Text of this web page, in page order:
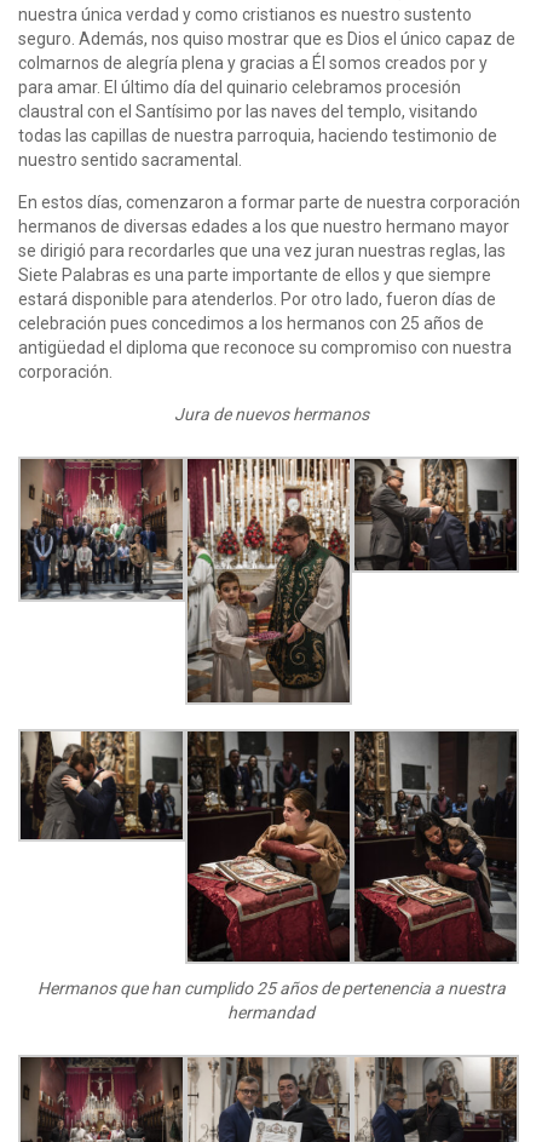
nuestra única verdad y como cristianos es nuestro sustento
seguro. Además, nos quiso mostrar que es Dios el único capaz de
colmarnos de alegría plena y gracias a Él somos creados por y
para amar. El último día del quinario celebramos procesión
claustral con el Santísimo por las naves del templo, visitando
todas las capillas de nuestra parroquia, haciendo testimonio de
nuestro sentido sacramental.
En estos días, comenzaron a formar parte de nuestra corporación
hermanos de diversas edades a los que nuestro hermano mayor
se dirigió para recordarles que una vez juran nuestras reglas, las
Siete Palabras es una parte importante de ellos y que siempre
estará disponible para atenderlos. Por otro lado, fueron días de
celebración pues concedimos a los hermanos con 25 años de
antigüedad el diploma que reconoce su compromiso con nuestra
corporación.
Jura de nuevos hermanos
Hermanos que han cumplido 25 años de pertenencia a nuestra
hermandad